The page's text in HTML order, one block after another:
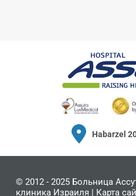
Habarzel
© 2012 - 2025 Больница
клиника Израиля | Карта